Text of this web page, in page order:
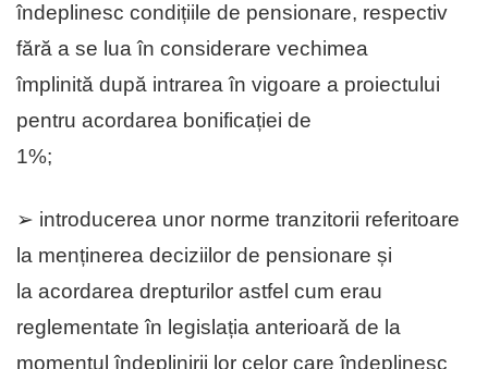
îndeplinesc condițiile de pensionare, respectiv
fără a se lua în considerare vechimea
împlinită după intrarea în vigoare a proiectului
pentru acordarea bonificației de
1%;
➢ introducerea unor norme tranzitorii referitoare
la menținerea deciziilor de pensionare și
la acordarea drepturilor astfel cum erau
reglementate în legislația anterioară de la
momentul îndeplinirii lor celor care îndeplinesc